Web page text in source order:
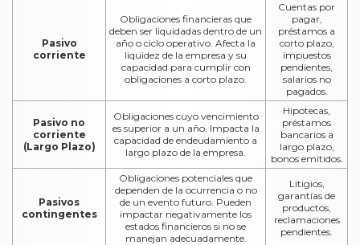
Pasivo
corriente
Obligaciones financieras que
deben ser liquidadas dentro de un
año o ciclo operativo. Afecta la
liquidez de la empresa y su
capacidad para cumplir con
obligaciones a corto plazo.
Cuentas por
pagar,
préstamos a
corto plazo,
impuestos
pendientes,
salarios no
pagados.
Pasivo no
corriente
(Largo Plazo)
Obligaciones cuyo vencimiento
es superior a un año. Impacta la
capacidad de endeudamiento a
largo plazo de la empresa.
Hipotecas,
préstamos
bancarios a
largo plazo,
bonos emitidos.
Pasivos
contingentes
Obligaciones potenciales que
dependen de la ocurrencia o no
de un evento futuro. Pueden
impactar negativamente los
estados financieros si no se
manejan adecuadamente.
Litigios,
garantías de
productos,
reclamaciones
pendientes.